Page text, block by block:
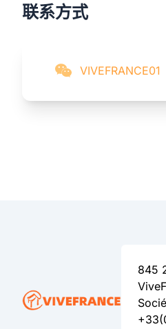
联系方式
VIVEFRANCE01
845